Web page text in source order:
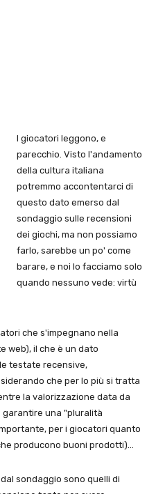
I giocatori leggono, e
parecchio. Visto l'andamento
della cultura italiana
potremmo accontentarci di
questo dato emerso dal
sondaggio sulle recensioni
dei giochi, ma non possiamo
farlo, sarebbe un po' come
barare, e noi lo facciamo solo
quando nessuno vede: virtù
che s'impegnano nella
web), il che è un dato
testate recensive,
che per lo più si tratta
la valorizzazione data da
garantire una "pluralità
per i giocatori quanto
producono buoni prodotti)…
sondaggio sono quelli di